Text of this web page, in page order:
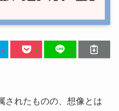
されたものの、想像とは